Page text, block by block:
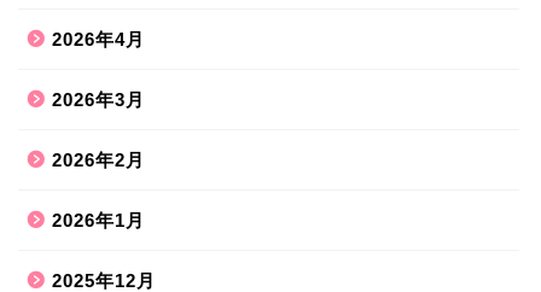
2026年4月
2026年3月
2026年2月
2026年1月
2025年12月